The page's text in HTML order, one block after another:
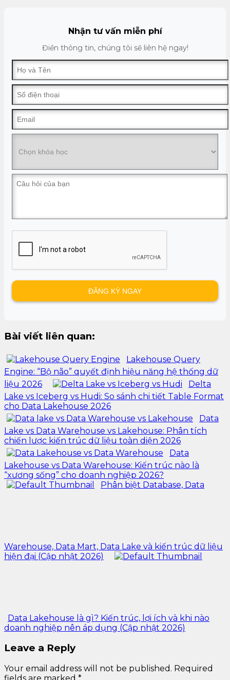
Nhận tư vấn miễn phí
Điền thông tin, chúng tôi sẽ liên hệ ngay!
Bài viết liên quan:
Lakehouse Query
Engine: “Bộ não” quyết định hiệu năng hệ thống dữ
liệu 2026
Delta
Lake vs Iceberg vs Hudi: So sánh chi tiết Table Format
cho Data Lakehouse 2026
Data
Lake vs Data Warehouse vs Lakehouse: Phân tích
chiến lược kiến trúc dữ liệu toàn diện 2026
Data
Lakehouse vs Data Warehouse: Kiến trúc nào là
“xương sống” cho doanh nghiệp 2026?
Phân biệt Database, Data
Warehouse, Data Mart, Data Lake và kiến trúc dữ liệu
hiện đại (Cập nhật 2026)
Data Lakehouse là gì? Kiến trúc, lợi ích và khi nào
doanh nghiệp nên áp dụng (Cập nhật 2026)
Leave a Reply
Your email address will not be published. Required